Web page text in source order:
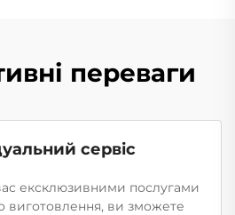
переваги
сервіс
ексклюзивними послугами
виготовлення, ви зможете